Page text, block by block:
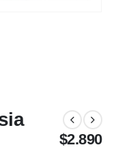
$2.890